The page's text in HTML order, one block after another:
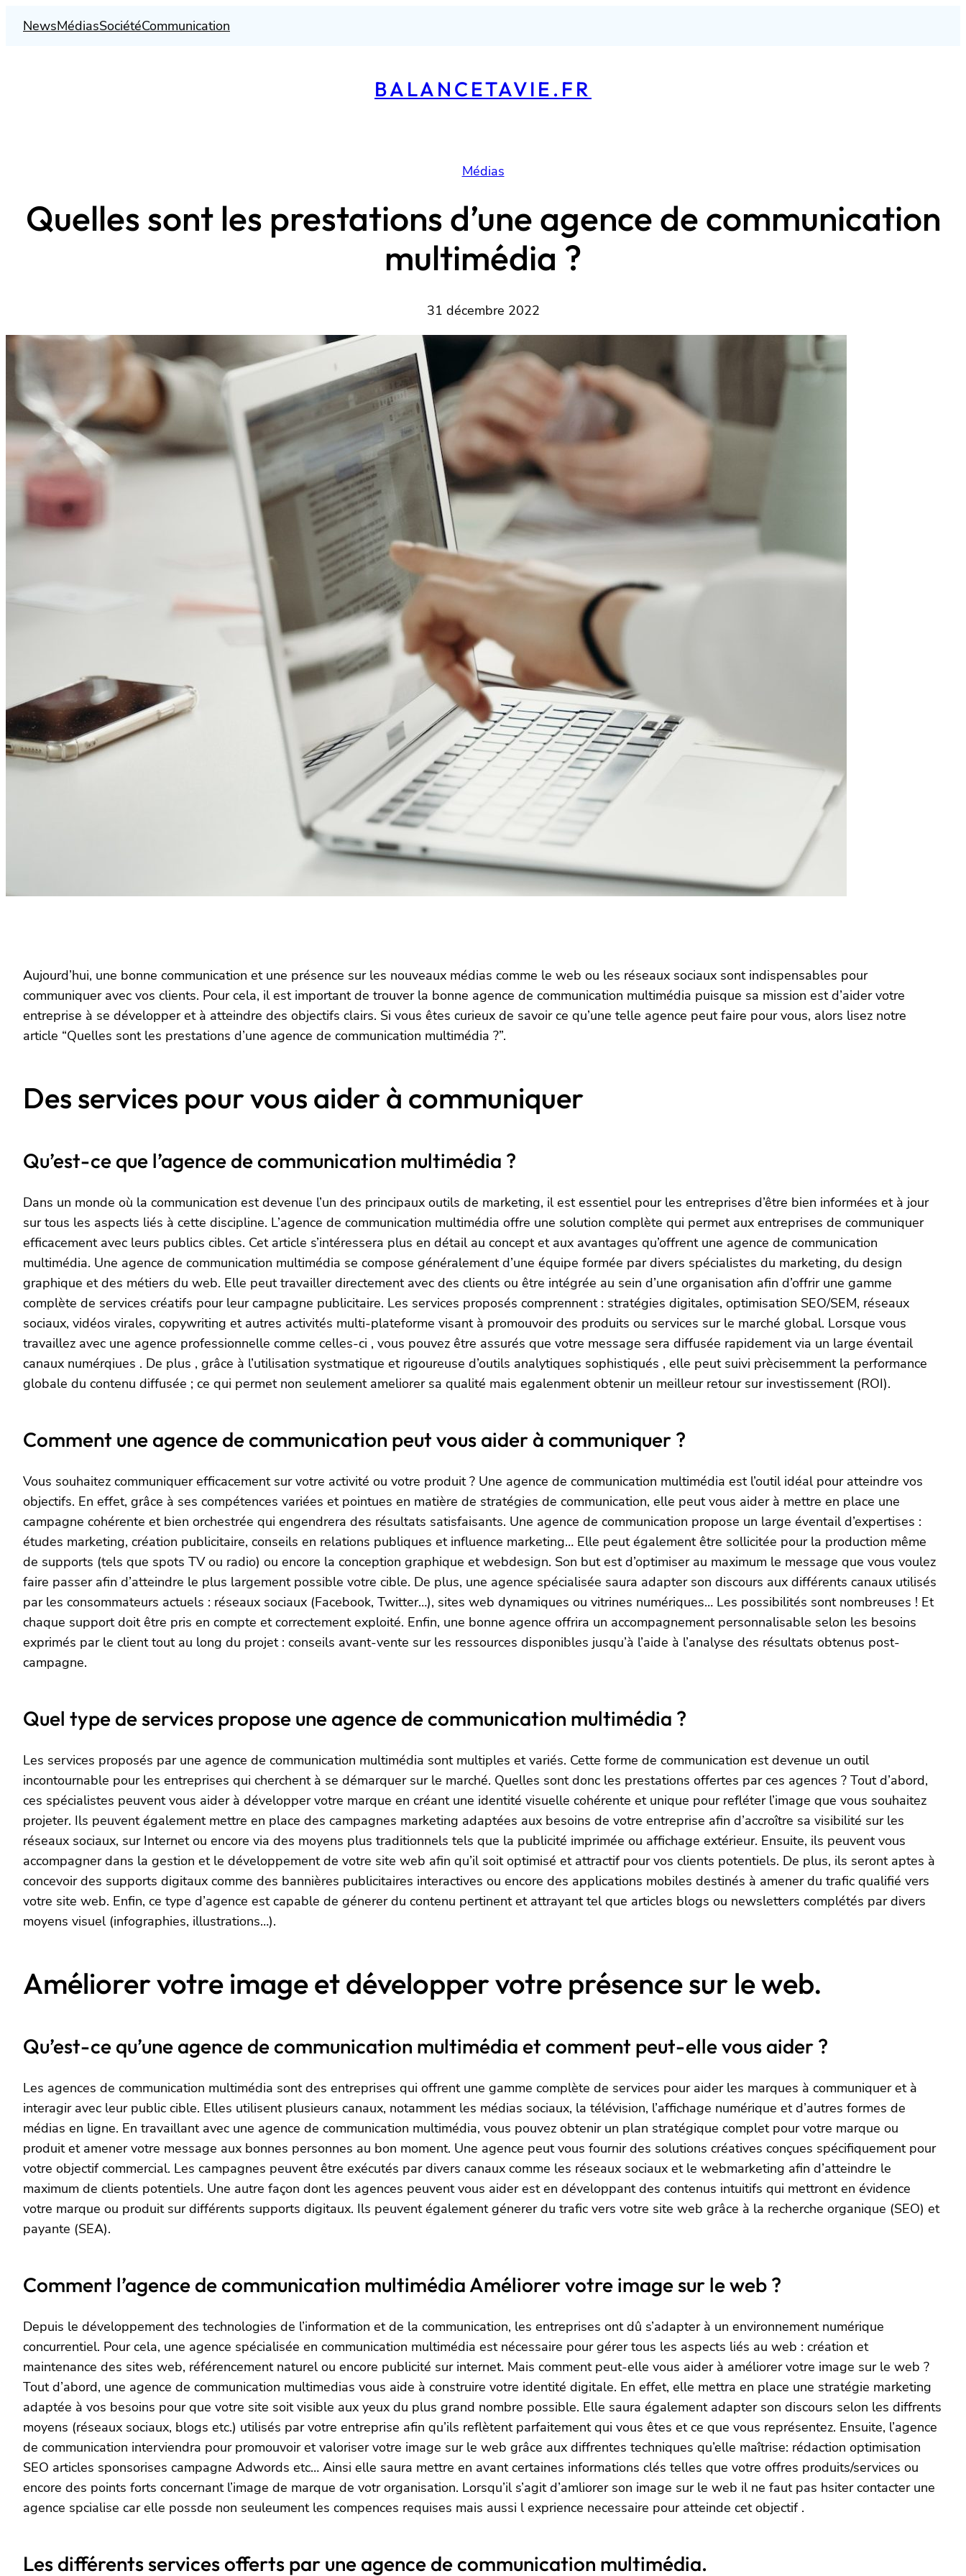
NewsMédiasSociétéCommunication
BALANCETAVIE.FR
Médias
Quelles sont les prestations d’une agence de communication
multimédia ?
31 décembre 2022
Aujourd’hui, une bonne communication et une présence sur les nouveaux médias comme le web ou les réseaux sociaux sont indispensables pour
communiquer avec vos clients. Pour cela, il est important de trouver la bonne agence de communication multimédia puisque sa mission est d’aider votre
entreprise à se développer et à atteindre des objectifs clairs. Si vous êtes curieux de savoir ce qu’une telle agence peut faire pour vous, alors lisez notre
article “Quelles sont les prestations d’une agence de communication multimédia ?”.
Des services pour vous aider à communiquer
Qu’est-ce que l’agence de communication multimédia ?
Dans un monde où la communication est devenue l’un des principaux outils de marketing, il est essentiel pour les entreprises d’être bien informées et à jour
sur tous les aspects liés à cette discipline. L’agence de communication multimédia offre une solution complète qui permet aux entreprises de communiquer
efficacement avec leurs publics cibles. Cet article s’intéressera plus en détail au concept et aux avantages qu’offrent une agence de communication
multimédia. Une agence de communication multimédia se compose généralement d’une équipe formée par divers spécialistes du marketing, du design
graphique et des métiers du web. Elle peut travailler directement avec des clients ou être intégrée au sein d’une organisation afin d’offrir une gamme
complète de services créatifs pour leur campagne publicitaire. Les services proposés comprennent : stratégies digitales, optimisation SEO/SEM, réseaux
sociaux, vidéos virales, copywriting et autres activités multi-plateforme visant à promouvoir des produits ou services sur le marché global. Lorsque vous
travaillez avec une agence professionnelle comme celles-ci , vous pouvez être assurés que votre message sera diffusée rapidement via un large éventail
canaux numérqiues . De plus , grâce à l’utilisation systmatique et rigoureuse d’outils analytiques sophistiqués , elle peut suivi prècisemment la performance
globale du contenu diffusée ; ce qui permet non seulement ameliorer sa qualité mais egalenment obtenir un meilleur retour sur investissement (ROI).
Comment une agence de communication peut vous aider à communiquer ?
Vous souhaitez communiquer efficacement sur votre activité ou votre produit ? Une agence de communication multimédia est l’outil idéal pour atteindre vos
objectifs. En effet, grâce à ses compétences variées et pointues en matière de stratégies de communication, elle peut vous aider à mettre en place une
campagne cohérente et bien orchestrée qui engendrera des résultats satisfaisants. Une agence de communication propose un large éventail d’expertises :
études marketing, création publicitaire, conseils en relations publiques et influence marketing… Elle peut également être sollicitée pour la production même
de supports (tels que spots TV ou radio) ou encore la conception graphique et webdesign. Son but est d’optimiser au maximum le message que vous voulez
faire passer afin d’atteindre le plus largement possible votre cible. De plus, une agence spécialisée saura adapter son discours aux différents canaux utilisés
par les consommateurs actuels : réseaux sociaux (Facebook, Twitter…), sites web dynamiques ou vitrines numériques… Les possibilités sont nombreuses ! Et
chaque support doit être pris en compte et correctement exploité. Enfin, une bonne agence offrira un accompagnement personnalisable selon les besoins
exprimés par le client tout au long du projet : conseils avant-vente sur les ressources disponibles jusqu’à l’aide à l’analyse des résultats obtenus post-
campagne.
Quel type de services propose une agence de communication multimédia ?
Les services proposés par une agence de communication multimédia sont multiples et variés. Cette forme de communication est devenue un outil
incontournable pour les entreprises qui cherchent à se démarquer sur le marché. Quelles sont donc les prestations offertes par ces agences ? Tout d’abord,
ces spécialistes peuvent vous aider à développer votre marque en créant une identité visuelle cohérente et unique pour refléter l’image que vous souhaitez
projeter. Ils peuvent également mettre en place des campagnes marketing adaptées aux besoins de votre entreprise afin d’accroître sa visibilité sur les
réseaux sociaux, sur Internet ou encore via des moyens plus traditionnels tels que la publicité imprimée ou affichage extérieur. Ensuite, ils peuvent vous
accompagner dans la gestion et le développement de votre site web afin qu’il soit optimisé et attractif pour vos clients potentiels. De plus, ils seront aptes à
concevoir des supports digitaux comme des bannières publicitaires interactives ou encore des applications mobiles destinés à amener du trafic qualifié vers
votre site web. Enfin, ce type d’agence est capable de génerer du contenu pertinent et attrayant tel que articles blogs ou newsletters complétés par divers
moyens visuel (infographies, illustrations…).
Améliorer votre image et développer votre présence sur le web.
Qu’est-ce qu’une agence de communication multimédia et comment peut-elle vous aider ?
Les agences de communication multimédia sont des entreprises qui offrent une gamme complète de services pour aider les marques à communiquer et à
interagir avec leur public cible. Elles utilisent plusieurs canaux, notamment les médias sociaux, la télévision, l’affichage numérique et d’autres formes de
médias en ligne. En travaillant avec une agence de communication multimédia, vous pouvez obtenir un plan stratégique complet pour votre marque ou
produit et amener votre message aux bonnes personnes au bon moment. Une agence peut vous fournir des solutions créatives conçues spécifiquement pour
votre objectif commercial. Les campagnes peuvent être exécutés par divers canaux comme les réseaux sociaux et le webmarketing afin d’atteindre le
maximum de clients potentiels. Une autre façon dont les agences peuvent vous aider est en développant des contenus intuitifs qui mettront en évidence
votre marque ou produit sur différents supports digitaux. Ils peuvent également génerer du trafic vers votre site web grâce à la recherche organique (SEO) et
payante (SEA).
Comment l’agence de communication multimédia Améliorer votre image sur le web ?
Depuis le développement des technologies de l’information et de la communication, les entreprises ont dû s’adapter à un environnement numérique
concurrentiel. Pour cela, une agence spécialisée en communication multimédia est nécessaire pour gérer tous les aspects liés au web : création et
maintenance des sites web, référencement naturel ou encore publicité sur internet. Mais comment peut-elle vous aider à améliorer votre image sur le web ?
Tout d’abord, une agence de communication multimedias vous aide à construire votre identité digitale. En effet, elle mettra en place une stratégie marketing
adaptée à vos besoins pour que votre site soit visible aux yeux du plus grand nombre possible. Elle saura également adapter son discours selon les diffrents
moyens (réseaux sociaux, blogs etc.) utilisés par votre entreprise afin qu’ils reflètent parfaitement qui vous êtes et ce que vous représentez. Ensuite, l’agence
de communication interviendra pour promouvoir et valoriser votre image sur le web grâce aux diffrentes techniques qu’elle maîtrise: rédaction optimisation
SEO articles sponsorises campagne Adwords etc… Ainsi elle saura mettre en avant certaines informations clés telles que votre offres produits/services ou
encore des points forts concernant l’image de marque de votr organisation. Lorsqu’il s’agit d’amliorer son image sur le web il ne faut pas hsiter contacter une
agence spcialise car elle possde non seuleument les compences requises mais aussi l exprience necessaire pour atteinde cet objectif .
Les différents services offerts par une agence de communication multimédia.